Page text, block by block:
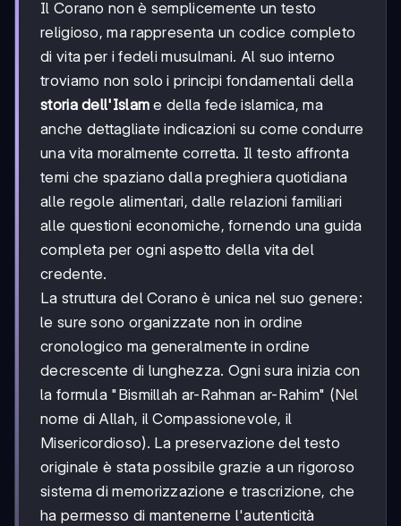
Il Corano non è semplicemente un testo
religioso, ma rappresenta un codice completo
di vita per i fedeli musulmani. Al suo interno
troviamo non solo i principi fondamentali della
storia dell'Islam e della fede islamica, ma
anche dettagliate indicazioni su come condurre
una vita moralmente corretta. Il testo affronta
temi che spaziano dalla preghiera quotidiana
alle regole alimentari, dalle relazioni familiari
alle questioni economiche, fornendo una guida
completa per ogni aspetto della vita del
credente.
La struttura del Corano è unica nel suo genere:
le sure sono organizzate non in ordine
cronologico ma generalmente in ordine
decrescente di lunghezza. Ogni sura inizia con
la formula "Bismillah ar-Rahman ar-Rahim" (Nel
nome di Allah, il Compassionevole, il
Misericordioso). La preservazione del testo
originale è stata possibile grazie a un rigoroso
sistema di memorizzazione e trascrizione, che
ha permesso di mantenerne l'autenticità